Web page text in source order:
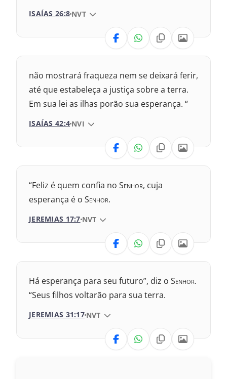
1969 – Almeida Revisada e Corrigida
1993 – Almeida Revisada e Atualizada
ISAÍAS 26:8 VERSÃO DA BÍBLIA
NVT
VERSÃO
2017 – Nova Almeida Atualizada
2009 – Almeida Revisada e Corrigida
1969 – Almeida Revisada e Corrigida
1993 – Almeida Revisada e Atualizada
não mostrará fraqueza nem se deixará ferir,
até que estabeleça a justiça sobre a terra.
Em sua lei as ilhas porão sua esperança. “
ISAÍAS 42:4 VERSÃO DA BÍBLIA
NVI
VERSÃO
2017 – Nova Almeida Atualizada
2009 – Almeida Revisada e Corrigida
1969 – Almeida Revisada e Corrigida
“Feliz é quem confia no Senhor, cuja
esperança é o Senhor.
JEREMIAS 17:7 VERSÃO DA BÍBLIA
NVT
VERSÃO
2017 – Nova Almeida Atualizada
2009 – Almeida Revisada e Corrigida
1969 – Almeida Revisada e Corrigida
Há esperança para seu futuro”, diz o Senhor.
“Seus filhos voltarão para sua terra.
JEREMIAS 31:17 VERSÃO DA BÍBLIA
NVT
VERSÃO